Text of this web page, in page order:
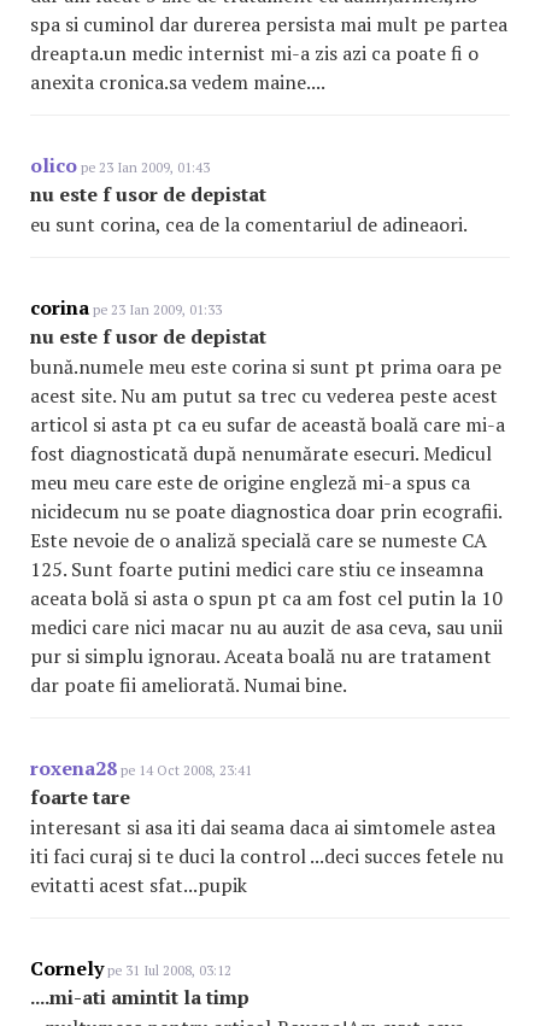
spa si cuminol dar durerea persista mai mult pe partea
dreapta.un medic internist mi-a zis azi ca poate fi o
anexita cronica.sa vedem maine....
olico pe 23 Ian 2009, 01:43
nu este f usor de depistat
eu sunt corina, cea de la comentariul de adineaori.
corina pe 23 Ian 2009, 01:33
nu este f usor de depistat
bună.numele meu este corina si sunt pt prima oara pe
acest site. Nu am putut sa trec cu vederea peste acest
articol si asta pt ca eu sufar de această boală care mi-a
fost diagnosticată după nenumărate esecuri. Medicul
meu meu care este de origine engleză mi-a spus ca
nicidecum nu se poate diagnostica doar prin ecografii.
Este nevoie de o analiză specială care se numeste CA
125. Sunt foarte putini medici care stiu ce inseamna
aceata bolă si asta o spun pt ca am fost cel putin la 10
medici care nici macar nu au auzit de asa ceva, sau unii
pur si simplu ignorau. Aceata boală nu are tratament
dar poate fii ameliorată. Numai bine.
roxena28 pe 14 Oct 2008, 23:41
foarte tare
interesant si asa iti dai seama daca ai simtomele astea
iti faci curaj si te duci la control ...deci succes fetele nu
evitatti acest sfat...pupik
Cornelype 31 Iul 2008, 03:12
....mi-ati amintit la timp